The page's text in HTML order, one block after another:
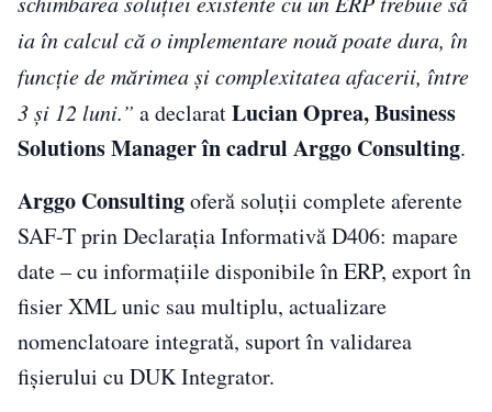
ia în calcul că o implementare nouă poate dura, în
funcție de mărimea și complexitatea afacerii, între
3 și 12 luni.” a declaratLucian Oprea, Business
Solutions Manager în cadrul Arggo Consulting.
Arggo Consultingoferă soluții complete aferente
SAF-T prin Declarația Informativă D406: mapare
date – cu informațiile disponibile în ERP, export în
fisier XML unic sau multiplu, actualizare
nomenclatoare integrată, suport în validarea
fișierului cu DUK Integrator.